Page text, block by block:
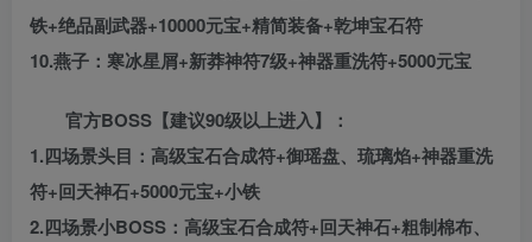
铁+绝品副武器+10000元宝+精简装备+乾坤宝石符
10.燕子：寒冰星屑+新莽神符7级+神器重洗符+5000元宝
官方BOSS【建议90级以上进入】：
1.四场景头目：高级宝石合成符+御瑶盘、琉璃焰+神器重洗
符+回天神石+5000元宝+小铁
2.四场景小BOSS：高级宝石合成符+回天神石+粗制棉布、